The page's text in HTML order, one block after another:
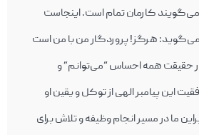
می‌گویند کارمان تمام است. اینجاست
هرگز! پروردگار من با من است
حقیقت همه احساس “می‌توانم” و
این پیامبر الهی از توکل و یقین او
ما در مسیر انجام وظیفه و تلاش برای